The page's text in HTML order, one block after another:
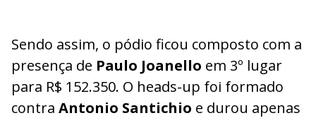
Sendo assim, o pódio ficou composto com a
presença de Paulo Joanello em 3º lugar
para R$ 152.350. O heads-up foi formado
contra Antonio Santichio e durou apenas